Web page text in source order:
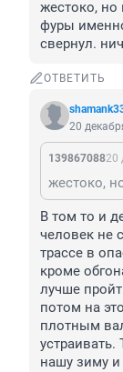
жестоко, но
фуры
свернул.
ОТВЕТИТЬ
20
13986708820
В том то и
человек не
трассе в
кроме
лучше
потом на
плотным
нашу зиму